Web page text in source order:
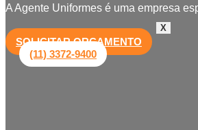
X
A Agente Uniformes é uma empresa
SOLICITAR ORÇAMENTO
(11) 3372-9400